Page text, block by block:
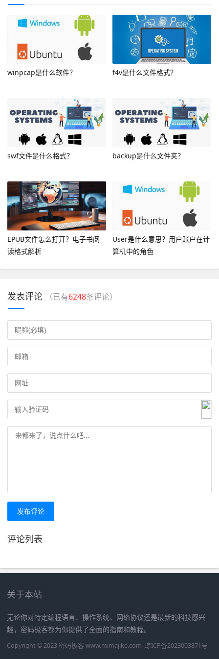
winpcap是什么软件？ f4v是什么文件格式？
swf文件是什么格式？ backup是什么文件夹？
EPUB文件怎么打开？电子书阅
读格式解析
User是什么意思？用户账户在计
算机中的角色
发表评论 （已有6248条评论）
发布评论
评论列表
关于本站
无论你对特定编程语言、操作系统、网络协议还是最新的科技感兴
趣，密码极客都为你提供了全面的指南和教程。
Copyright © 2023 密码极客 www.mimajike.com 琼ICP备2023003871号